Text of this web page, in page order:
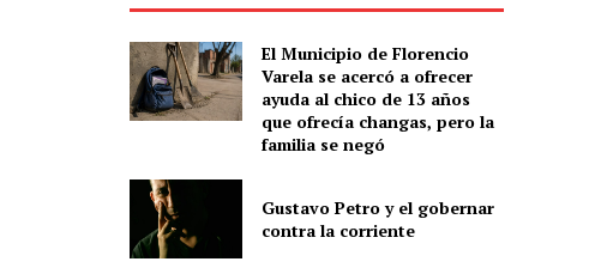
El Municipio de Florencio
Varela se acercó a ofrecer
ayuda al chico de 13 años
que ofrecía changas, pero la
familia se negó
Gustavo Petro y el gobernar
contra la corriente